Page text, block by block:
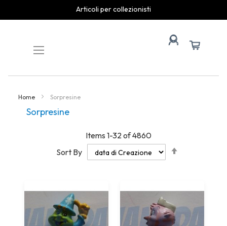
spedizioni rapide
Content
Home Sorpresine
Sorpresine
Items 1-32of4860
Sort By